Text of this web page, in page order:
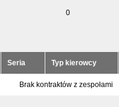
0
Seria Typ kierowcy
Brak kontraktów z zespołami